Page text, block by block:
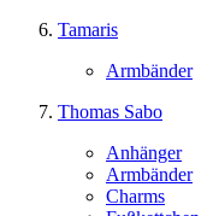
Tamaris
Armbänder
Thomas Sabo
Anhänger
Armbänder
Charms